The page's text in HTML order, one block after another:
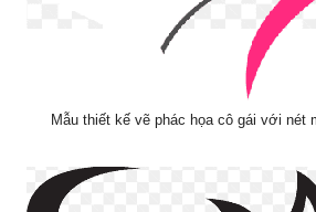
Mẫu thiết kế vẽ phác họa cô gái với nét